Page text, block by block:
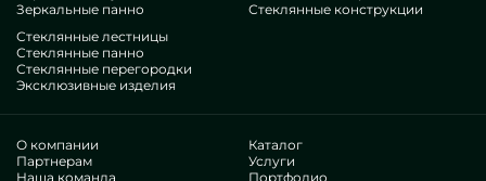
Зеркальные панно
Стеклянные конструкции
Стеклянные лестницы
Стеклянные панно
Стеклянные перегородки
Эксклюзивные изделия
О компании
Партнерам
Наша команда
Каталог
Услуги
Портфолио